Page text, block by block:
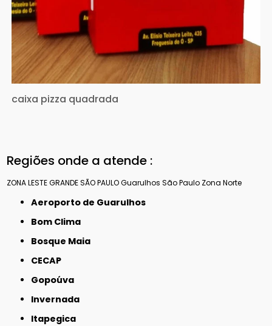
caixa pizza quadrada
Regiões onde a atende :
ZONA LESTEGRANDE SÃO PAULOGuarulhos São Paulo Zona Norte
Aeroporto de Guarulhos
Bom Clima
Bosque Maia
CECAP
Gopoúva
Invernada
Itapegica